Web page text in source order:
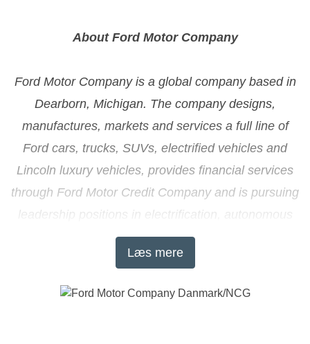
About Ford Motor Company
Ford Motor Company is a global company based in
Dearborn, Michigan. The company designs,
manufactures, markets and services a full line of
Ford cars, trucks, SUVs, electrified vehicles and
Lincoln luxury vehicles, provides financial services
through Ford Motor Credit Company and is pursuing
leadership positions in electrification, autonomous
vehicles and mobility solutions. Ford employs
approximately 200,000 people worldwide. For more
Motor Credit Company, please visit
Læs mere